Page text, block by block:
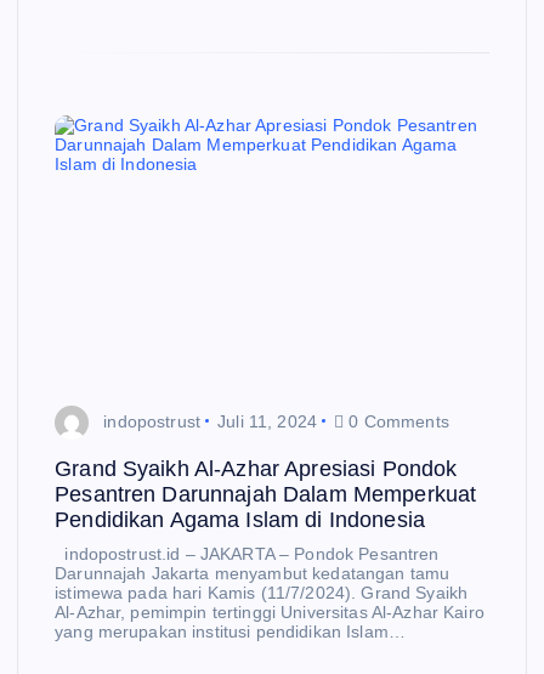
indopostrust Juli 11, 2024 0 Comments
Grand Syaikh Al-Azhar Apresiasi Pondok
Pesantren Darunnajah Dalam Memperkuat
Pendidikan Agama Islam di Indonesia
indopostrust.id – JAKARTA – Pondok Pesantren
Darunnajah Jakarta menyambut kedatangan tamu
istimewa pada hari Kamis (11/7/2024). Grand Syaikh
Al-Azhar, pemimpin tertinggi Universitas Al-Azhar Kairo
yang merupakan institusi pendidikan Islam…